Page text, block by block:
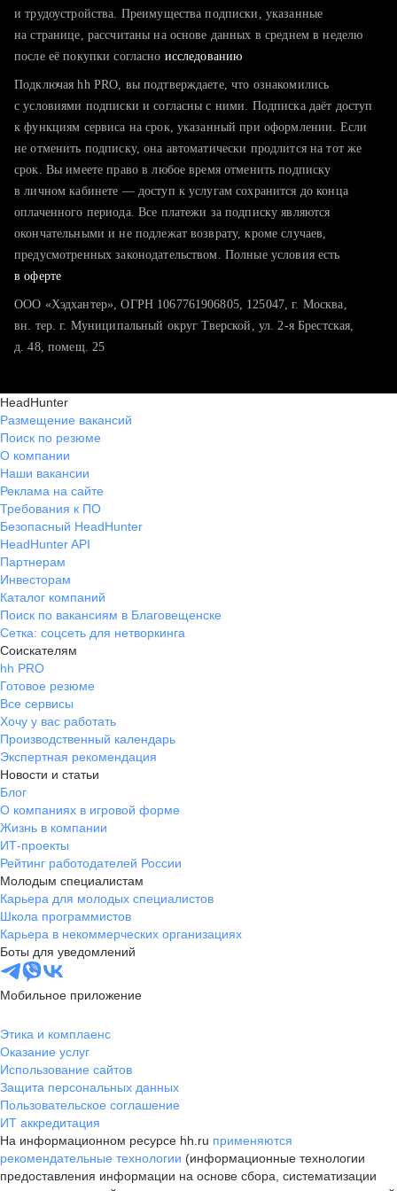
тратите много времени на поиск и вручную поднимаете
хотите сравнить себя с конкурентами и оценить шансы
и трудоустройства. Преимущества подписки, указанные
на странице, рассчитаны на основе данных в среднем в неделю
после её покупки согласно исследованию
Подключая hh PRO, вы подтверждаете, что ознакомились
с условиями подписки и согласны с ними. Подписка даёт доступ
к функциям сервиса на срок, указанный при оформлении. Если
не отменить подписку, она автоматически продлится на тот же
срок. Вы имеете право в любое время отменить подписку
в личном кабинете — доступ к услугам сохранится до конца
оплаченного периода. Все платежи за подписку являются
окончательными и не подлежат возврату, кроме случаев,
предусмотренных законодательством. Полные условия есть
в оферте
ООО «Хэдхантер», ОГРН 1067761906805, 125047, г. Москва,
вн. тер. г. Муниципальный округ Тверской, ул. 2-я Брестская,
д. 48, помещ. 25
HeadHunter
Размещение вакансий
Поиск по резюме
О компании
Наши вакансии
Реклама на сайте
Требования к ПО
Безопасный HeadHunter
HeadHunter API
Партнерам
Инвесторам
Каталог компаний
Поиск по вакансиям в Благовещенске
Сетка: соцсеть для нетворкинга
Соискателям
hh PRO
Готовое резюме
Все сервисы
Хочу у вас работать
Производственный календарь
Экспертная рекомендация
Новости и статьи
Блог
О компаниях в игровой форме
Жизнь в компании
ИТ-проекты
Рейтинг работодателей России
Молодым специалистам
Карьера для молодых специалистов
Школа программистов
Карьера в некоммерческих организациях
Боты для уведомлений
Мобильное приложение
Этика и комплаенс
Оказание услуг
Использование сайтов
Защита персональных данных
Пользовательское соглашение
ИТ аккредитация
На информационном ресурсе hh.ru применяются
рекомендательные технологии (информационные технологии
предоставления информации на основе сбора, систематизации